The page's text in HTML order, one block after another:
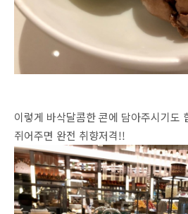
이렇게 바삭달콤한 콘에 담아주시기도
쥐어주면 완전 취향저격!!